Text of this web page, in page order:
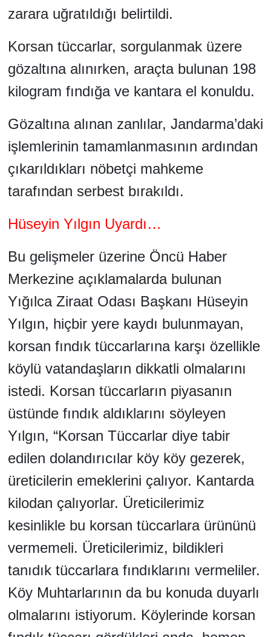
zarara uğratıldığı belirtildi.
Korsan tüccarlar, sorgulanmak üzere
gözaltına alınırken, araçta bulunan 198
kilogram fındığa ve kantara el konuldu.
Gözaltına alınan zanlılar, Jandarma’daki
işlemlerinin tamamlanmasının ardından
çıkarıldıkları nöbetçi mahkeme
tarafından serbest bırakıldı.
Hüseyin Yılgın Uyardı…
Bu gelişmeler üzerine Öncü Haber
Merkezine açıklamalarda bulunan
Yığılca Ziraat Odası Başkanı Hüseyin
Yılgın, hiçbir yere kaydı bulunmayan,
korsan fındık tüccarlarına karşı özellikle
köylü vatandaşların dikkatli olmalarını
istedi. Korsan tüccarların piyasanın
üstünde fındık aldıklarını söyleyen
Yılgın, “Korsan Tüccarlar diye tabir
edilen dolandırıcılar köy köy gezerek,
üreticilerin emeklerini çalıyor. Kantarda
kilodan çalıyorlar. Üreticilerimiz
kesinlikle bu korsan tüccarlara ürününü
vermemeli. Üreticilerimiz, bildikleri
tanıdık tüccarlara fındıklarını vermeliler.
Köy Muhtarlarının da bu konuda duyarlı
olmalarını istiyorum. Köylerinde korsan